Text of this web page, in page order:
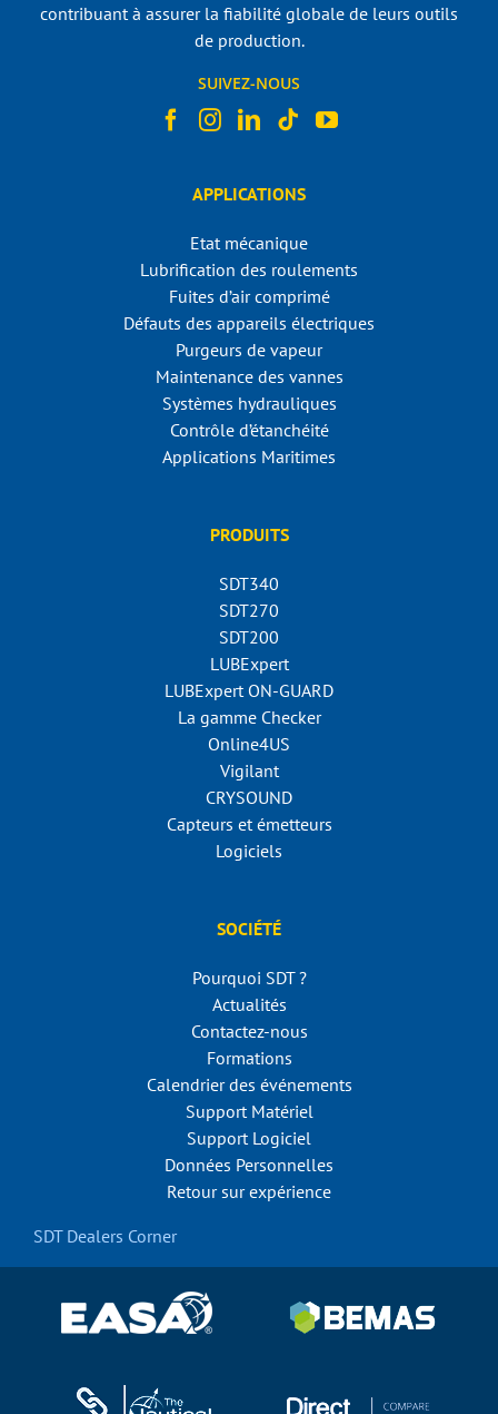
contribuant à assurer la fiabilité globale de leurs outils
de production.
SUIVEZ-NOUS
APPLICATIONS
Etat mécanique
Lubrification des roulements
Fuites d’air comprimé
Défauts des appareils électriques
Purgeurs de vapeur
Maintenance des vannes
Systèmes hydrauliques
Contrôle d’étanchéité
Applications Maritimes
PRODUITS
SDT340
SDT270
SDT200
LUBExpert
LUBExpert ON-GUARD
La gamme Checker
Online4US
Vigilant
CRYSOUND
Capteurs et émetteurs
Logiciels
SOCIÉTÉ
Pourquoi SDT ?
Actualités
Contactez-nous
Formations
Calendrier des événements
Support Matériel
Support Logiciel
Données Personnelles
Retour sur expérience
SDT Dealers Corner